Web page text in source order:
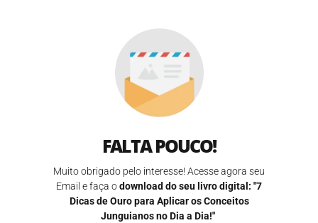
FALTA POUCO!
Muito obrigado pelo interesse! Acesse agora seu
Email e faça odownload do seu livro digital: "7
Dicas de Ouro para Aplicar os Conceitos
Junguianos no Dia a Dia!"